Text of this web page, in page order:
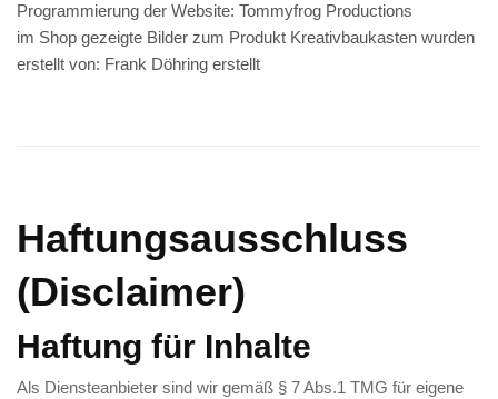
Programmierung der Website: Tommyfrog Productions
im Shop gezeigte Bilder zum Produkt Kreativbaukasten wurden
erstellt von: Frank Döhring erstellt
Haftungsausschluss
(Disclaimer)
Haftung für Inhalte
Als Diensteanbieter sind wir gemäß § 7 Abs.1 TMG für eigene